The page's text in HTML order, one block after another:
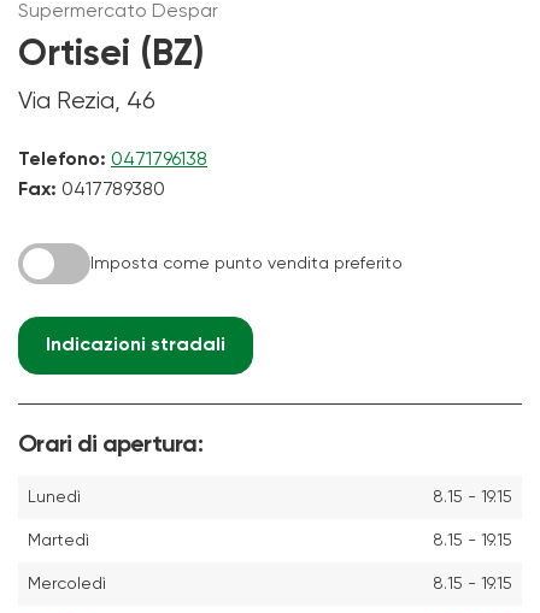
Supermercato Despar
Ortisei (BZ)
Via Rezia, 46
Telefono: 0471796138
Fax: 0417789380
Imposta come punto vendita preferito
Indicazioni stradali
Orari di apertura:
Lunedì 8.15 - 19.15
Martedì 8.15 - 19.15
Mercoledì 8.15 - 19.15